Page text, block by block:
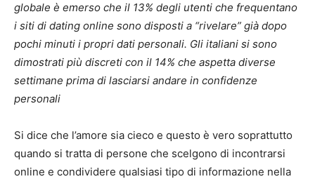
globale è emerso che il 13% degli utenti che frequentano
i siti di dating online sono disposti a “rivelare” già dopo
pochi minuti i propri dati personali. Gli italiani si sono
dimostrati più discreti con il 14% che aspetta diverse
settimane prima di lasciarsi andare in confidenze
personali
Si dice che l’amore sia cieco e questo è vero soprattutto
quando si tratta di persone che scelgono di incontrarsi
online e condividere qualsiasi tipo di informazione nella